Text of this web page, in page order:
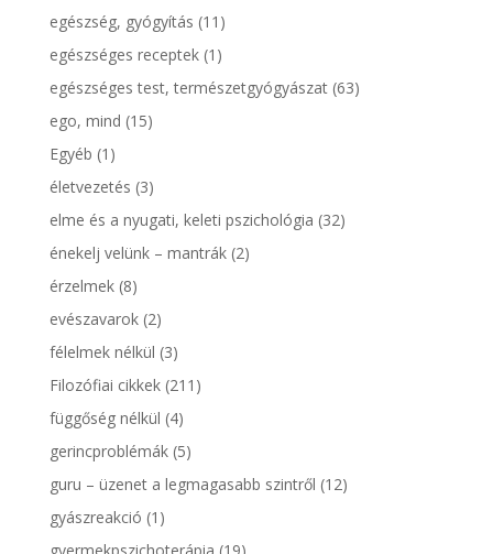
egészség, gyógyítás (11)
egészséges receptek(1)
egészséges test, természetgyógyászat(63)
ego, mind (15)
Egyéb (1)
életvezetés (3)
elme és a nyugati, keleti pszichológia (32)
énekelj velünk – mantrák(2)
érzelmek(8)
evészavarok(2)
félelmek nélkül (3)
Filozófiai cikkek(211)
függőség nélkül (4)
gerincproblémák(5)
guru – üzenet a legmagasabb szintről (12)
gyászreakció (1)
gyermekpszichoterápia (19)